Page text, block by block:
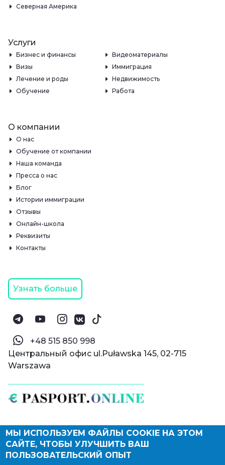
© Паспорт Онлайн 2019—2026
Политика конфиденциальности
Оферта и конфиденциальность:РФ
Северная Америка
Услуги
Бизнес и финансы
Видеоматериалы
Визы
Иммиграция
Лечение и роды
Недвижимость
Обучение
Работа
О компании
О нас
Обучение от компании
Наша команда
Пресса о нас
Блог
Истории иммиграции
Отзывы
Онлайн-школа
Реквизиты
Контакты
Узнать больше
‪+48 515 850 998‬
Центральный офис ul.Puławska 145, 02-715
Warszawa
МЫ ИСПОЛЬЗУЕМ ФАЙЛЫ COOKIE НА ЭТОМ
САЙТЕ, ЧТОБЫ УЛУЧШИТЬ ВАШ
ПОЛЬЗОВАТЕЛЬСКИЙ ОПЫТ